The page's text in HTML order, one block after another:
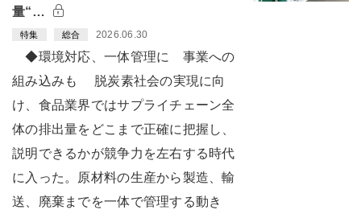
量“…
特集 総合 2026.06.30
◆環境対応、一体管理に 事業への
組み込みも 脱炭素社会の実現に向
け、食品業界ではサプライチェーン全
体の排出量をどこまで正確に把握し、
説明できるかが競争力を左右する時代
に入った。原材料の生産から製造、輸
送、廃棄までを一体で管理する動き